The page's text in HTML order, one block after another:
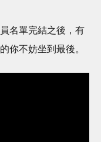
名單完結之後，有
你不妨坐到最後。